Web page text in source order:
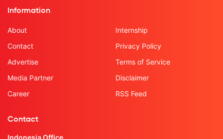
Information
About
Contact
Advertise
Media Partner
Career
Internship
Privacy Policy
Terms of Service
Disclaimer
RSS Feed
Contact
Indonesia Office